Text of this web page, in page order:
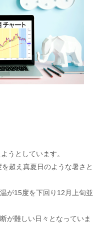
うとしています。
超え真夏日のような暑さと
が15度を下回り12月上旬並
が難しい日々となっていま